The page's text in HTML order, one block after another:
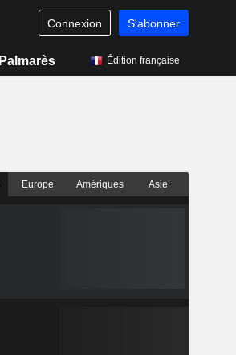
Connexion S'abonner
Palmarès Édition française
Europe Amériques Asie